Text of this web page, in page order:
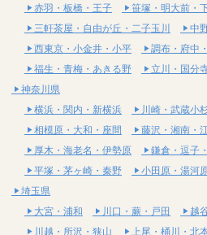
赤羽・板橋・王子
笹塚・明大前・
三軒茶屋・自由が丘・二子玉川
中
西東京・小金井・小平
調布・府中
福生・青梅・あきる野
立川・国分
神奈川県
横浜・関内・新横浜
川崎・武蔵小
相模原・大和・座間
藤沢・湘南・
厚木・海老名・伊勢原
鎌倉・逗子
平塚・茅ヶ崎・秦野
小田原・湯河
埼玉県
大宮・浦和
川口・蕨・戸田
越
川越・所沢・狭山
上尾・桶川・北